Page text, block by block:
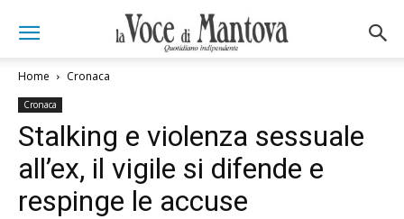
Home Cronaca
Cronaca
Stalking e violenza sessuale
all’ex, il vigile si difende e
respinge le accuse